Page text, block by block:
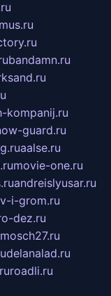
bandamn.ru
kompanij.ru
guard.ru
aalse.ru
movie-one.ru
andreislyusar.ru
i-grom.ru
dez.ru
delanalad.ru
roadli.ru